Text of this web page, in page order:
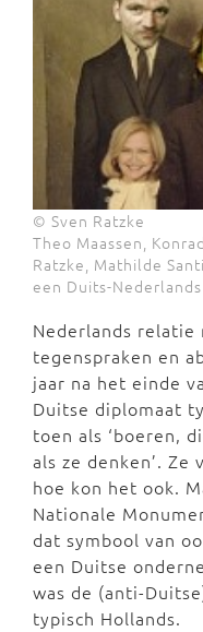
© Sven Ratzke
Theo Maassen,
Ratzke, Mathilde
een Duits-
Nederlands
tegenspraken en
jaar na het einde
Duitse diplomaat
toen als ‘boeren,
als ze denken’.
hoe kon het ook.
Nationale
dat symbool van
een Duitse
was de (anti-
typisch Hollands.